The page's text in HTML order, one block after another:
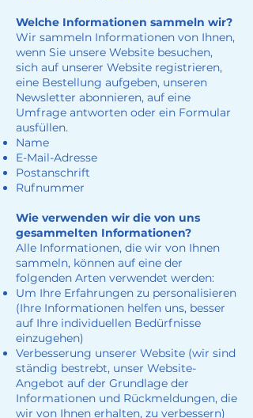
Welche Informationen sammeln wir?
Wir sammeln Informationen von Ihnen,
wenn Sie unsere Website besuchen,
sich auf unserer Website registrieren,
eine Bestellung aufgeben, unseren
Newsletter abonnieren, auf eine
Umfrage antworten oder ein Formular
ausfüllen.
Name
E-Mail-Adresse
Postanschrift
Rufnummer
Wie verwenden wir die von uns
gesammelten Informationen?
Alle Informationen, die wir von Ihnen
sammeln, können auf eine der
folgenden Arten verwendet werden:
Um Ihre Erfahrungen zu personalisieren
(Ihre Informationen helfen uns, besser
auf Ihre individuellen Bedürfnisse
einzugehen)
Verbesserung unserer Website (wir sind
ständig bestrebt, unser Website-
Angebot auf der Grundlage der
Informationen und Rückmeldungen, die
wir von Ihnen erhalten, zu verbessern)